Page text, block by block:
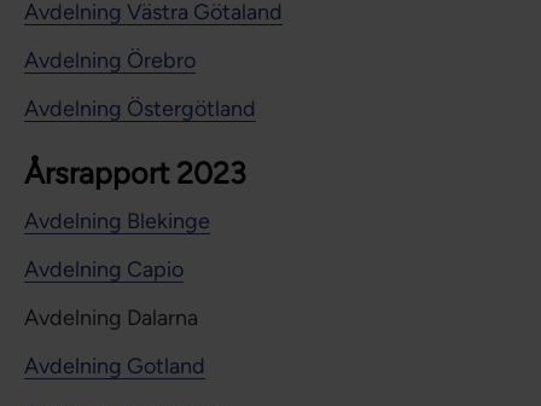
Avdelning Västra Götaland
Avdelning Örebro
Avdelning Östergötland
Årsrapport 2023
Avdelning Blekinge
Avdelning Capio
Avdelning Dalarna
Avdelning Gotland